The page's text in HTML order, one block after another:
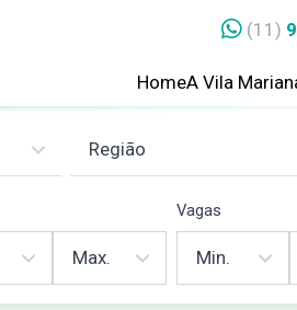
(11)
HomeA Vila
Vagas